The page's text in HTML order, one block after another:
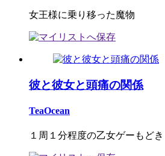
女王様に乗り移った魔物
彼と彼女と頭痛の関係
TeaOcean
１周１分程度の乙女ゲーもどき